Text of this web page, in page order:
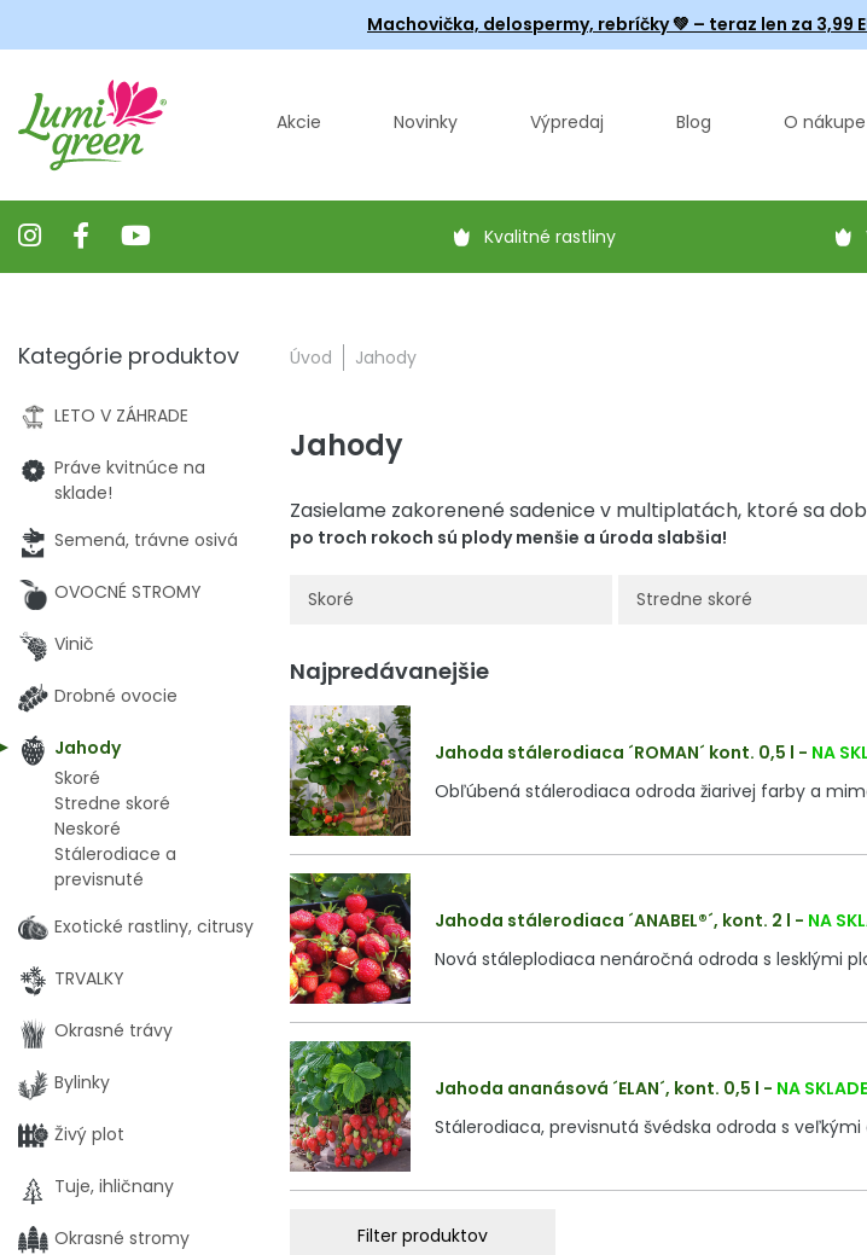
Machovička, delospermy, rebríčky💚 – teraz len za 3,99
Akcie Novinky Výpredaj Blog O nákupe
Kvalitné rastliny
Úvod Jahody
Jahody
Zasielame zakorenené sadenice v multiplatách, ktoré sa
po troch rokoch sú plody menšie a úroda slabšia!
Skoré Stredne skoré
Najpredávanejšie
Jahoda stálerodiaca ´ROMAN´ kont. 0,5 l - NA
Obľúbená stálerodiaca odroda žiarivej farby a
Jahoda stálerodiaca ´ANABEL®´, kont. 2 l - NA
Nová stáleplodiaca nenáročná odroda s lesklými
Jahoda ananásová ´ELAN´, kont. 0,5 l - NA SKLADE
Stálerodiaca, previsnutá švédska odroda s
Filter produktov
Kategórie produktov
LETO V ZÁHRADE
Práve kvitnúce na
sklade!
Semená, trávne osivá
OVOCNÉ STROMY
Vinič
Drobné ovocie
Jahody
Skoré
Stredne skoré
Neskoré
Stálerodiace a
previsnuté
Exotické rastliny, citrusy
TRVALKY
Okrasné trávy
Bylinky
Živý plot
Tuje, ihličnany
Okrasné stromy